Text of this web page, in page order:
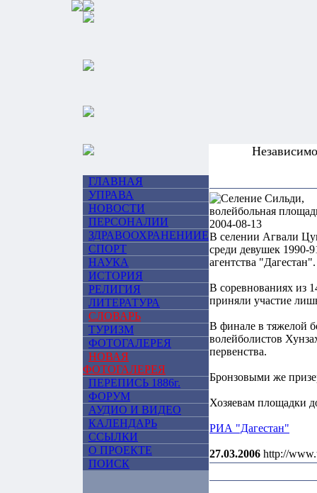
ГЛАВНАЯ
УПРАВА
НОВОСТИ
ПЕРСОНАЛИИ
ЗДРАВООХРАНЕНИИЕ
СПОРТ
НАУКА
ИСТОРИЯ
РЕЛИГИЯ
ЛИТЕРАТУРА
СЛОВАРЬ
ТУРИЗМ
ФОТОГАЛЕРЕЯ
НОВАЯ
ФОТОГАЛЕРЕЯ
ПЕРЕПИСЬ 1886г.
ФОРУМ
АУДИО И ВИДЕО
КАЛЕНДАРЬ
ССЫЛКИ
О ПРОЕКТЕ
ПОИСК
В селении Агвали
среди девушек 1990-
агентства "Дагестан".
В соревнованиях из
приняли участие
В финале в тяжелой
волейболистов
первенства.
Бронзовыми же
Хозяевам площадки
РИА "Дагестан"
27.03.2006 http://